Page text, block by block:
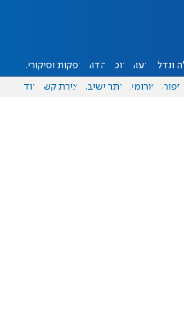
ונדל"ן דעות אוכל יהדות הפקות וסיקורים
ספורט פורומים אתר ישיבה יצירת קשר עוד